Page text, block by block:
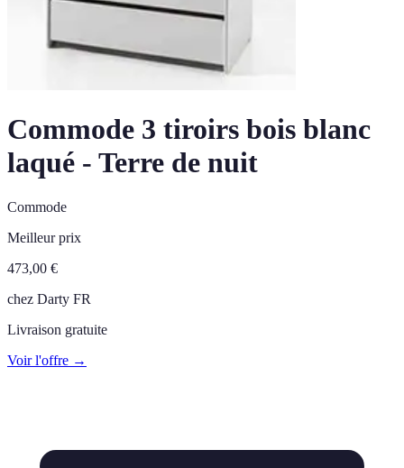
Commode 3 tiroirs bois blanc
laqué - Terre de nuit
Commode
Meilleur prix
473,00 €
chez Darty FR
Livraison gratuite
Voir l'offre →